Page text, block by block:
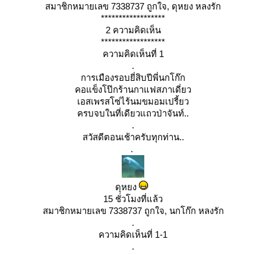
สมาชิกหมายเลข 7338737 ถูกใจ, ดุหยง หลงรัก
******************
2 ความคิดเห็น
******************
ความคิดเห็นที่ 1
.
การเมืองรอบยี่สิบปีพี่นกโก๊ก
คอแข็งโป๊กร้านกาแฟสภาเดี่ยว
เอสเพรสโซ่ไร้นมขมอมเปรี้ยว
ครบจบในที่เดียวแถวป่าจันท์..
.
สวัสดีตอนเช้าครับทุกท่าน..
.
ดุหยง
15 ชั่วโมงที่แล้ว
สมาชิกหมายเลข 7338737 ถูกใจ, นกโก๊ก หลงรัก
.
ความคิดเห็นที่ 1-1
.